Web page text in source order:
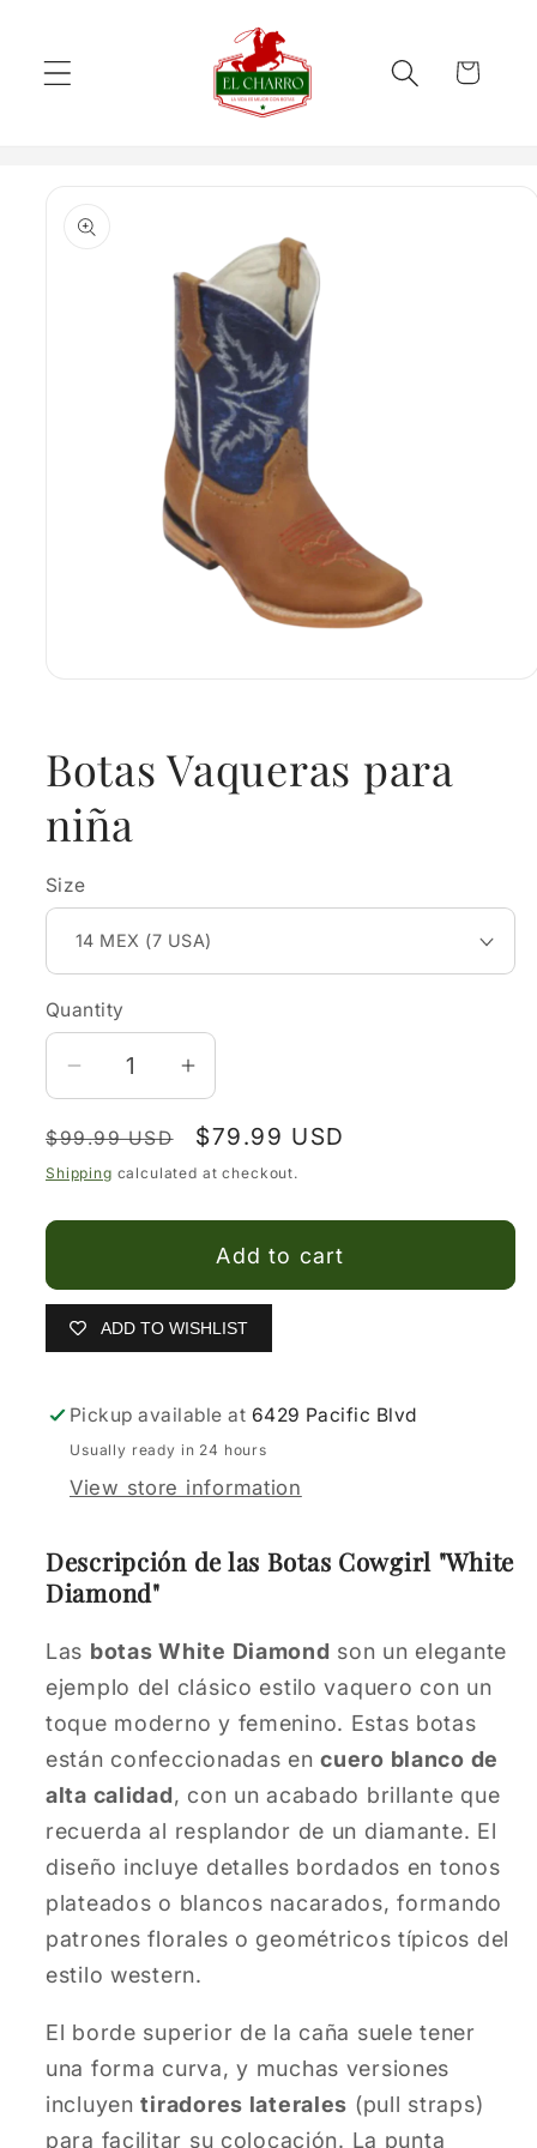
Cart
information
modal
Botas Vaqueras para
niña
Size
Quantity
Decrease
for
Botas
Increase
for
Botas
niña
Regular
price
$99.99 USD
Sale
price
$79.99 USD
Shipping calculated at checkout.
Add to cart
ADD TO WISHLIST
Pickup available at 6429 Pacific Blvd
Usually ready in 24 hours
View store information
Descripción de las Botas Cowgirl "White
Diamond"
Las botas White Diamond son un elegante
ejemplo del clásico estilo vaquero con un
toque moderno y femenino. Estas botas
están confeccionadas encuero blanco de
alta calidad, con un acabado brillante que
recuerda al resplandor de un diamante. El
diseño incluye detalles bordados en tonos
plateados o blancos nacarados, formando
patrones florales o geométricos típicos del
estilo western.
El borde superior de la caña suele tener
una forma curva, y muchas versiones
incluyentiradores laterales (pull straps)
para facilitar su colocación. La punta